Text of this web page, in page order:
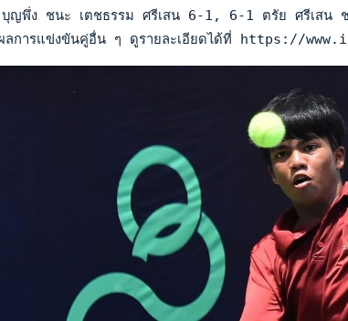
บุญพึ่ง ชนะ เตชธรรม ศรีเสน 6-1, 6-1 ตรัย ศรีเส
ลการแข่งขันคู่อื่น ๆ ดูรายละเอียดได้ที่ https://